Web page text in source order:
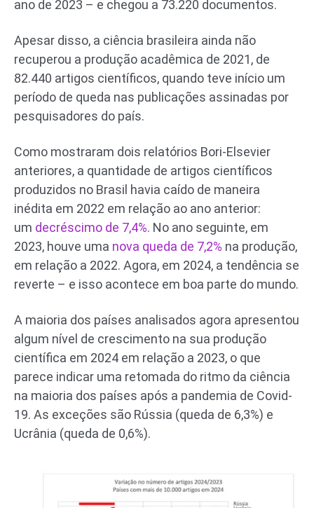
ano de 2023 – e chegou a 73.220 documentos.
Apesar disso, a ciência brasileira ainda não
recuperou a produção acadêmica de 2021, de
82.440 artigos científicos, quando teve início um
período de queda nas publicações assinadas por
pesquisadores do país.
Como mostraram dois relatórios Bori-Elsevier
anteriores, a quantidade de artigos científicos
produzidos no Brasil havia caído de maneira
inédita em 2022 em relação ao ano anterior:
um decréscimo de 7,4%. No ano seguinte, em
2023, houve uma nova queda de 7,2% na produção,
em relação a 2022. Agora, em 2024, a tendência se
reverte – e isso acontece em boa parte do mundo.
A maioria dos países analisados agora apresentou
algum nível de crescimento na sua produção
científica em 2024 em relação a 2023, o que
parece indicar uma retomada do ritmo da ciência
na maioria dos países após a pandemia de Covid-
19. As exceções são Rússia (queda de 6,3%) e
Ucrânia (queda de 0,6%).